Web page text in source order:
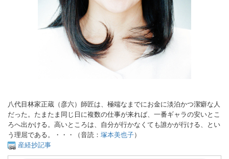
八代目林家正蔵（彦六）師匠は、極端なまでにお金に淡泊かつ潔癖な人
だった。たまたま同じ日に複数の仕事が来れば、一番ギャラの安いとこ
ろへ出かける。高いところは、自分が行かなくても誰かが行ける、とい
う理屈である。・・・（音読： 塚本美也子）
産経抄記事